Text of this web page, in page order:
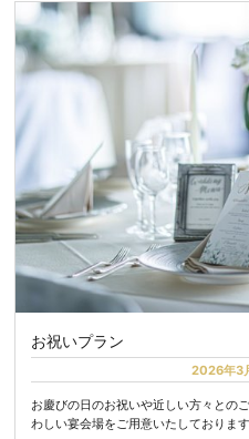
お祝いプラン
2026年3
お慶びの日のお祝いや近しい方々との
わしい宴会場をご用意いたしております